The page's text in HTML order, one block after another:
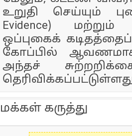
உறுதி செய்யும்
Evidence)
ஒப்புகைக்
கோப்பில்
அந்தச்
மக்கள் கருத்து